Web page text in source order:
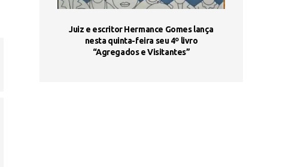
Juiz e escritor Hermance Gomes lança
nesta quinta-feira seu 4º livro
“Agregados e Visitantes”